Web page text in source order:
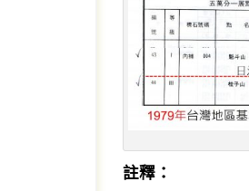
註釋：